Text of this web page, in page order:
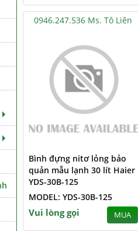
0946.247.536 Ms. Tô Liên
Bình đựng nitơ lỏng bảo
quản mẫu lạnh 30 lít Haier
YDS-30B-125
MODEL: YDS-30B-125
Vui lòng gọi MUA